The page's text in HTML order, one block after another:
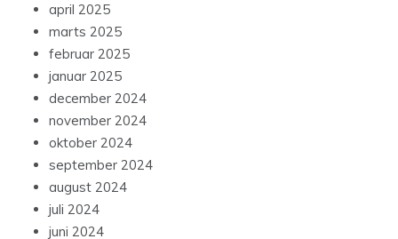
april 2025
marts 2025
februar 2025
januar 2025
december 2024
november 2024
oktober 2024
september 2024
august 2024
juli 2024
juni 2024